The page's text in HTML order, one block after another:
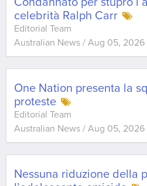
celebrità Ralph Carr
Editorial Team
Australian News / Aug 05, 2026
One Nation presenta la
proteste
Editorial Team
Australian News / Aug 05, 2026
Nessuna riduzione della